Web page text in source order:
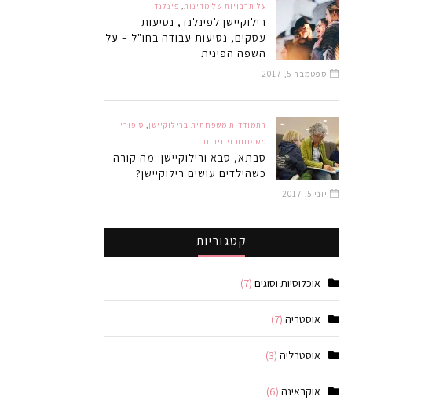
על תרבויות של מדינות, פינלנד
רילוקיישן לפינלנד, נסיעות
עסקים, נסיעות עבודה בחו"ל – על
השפה הפינית
ספטמבר 5, 2017
התמודדות משפחתית ברילוקיישן, סיפורי
משפחות ויחידים
סבתא, סבא ורילוקיישן: מה קורה
כשהילדים עושים רילוקיישן?
יוני 5, 2017
קטגוריות
אוכלוסיות וסוגים (7)
אוסטריה (7)
אוסטרליה (3)
אוקראינה (6)